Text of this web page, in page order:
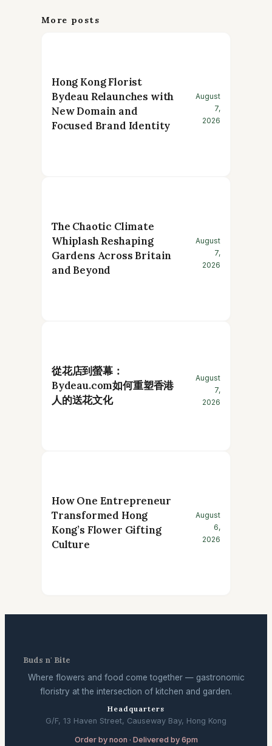
More posts
Hong Kong Florist
Bydeau Relaunches with
New Domain and
Focused Brand Identity
August
7,
2026
The Chaotic Climate
Whiplash Reshaping
Gardens Across Britain
and Beyond
August
7,
2026
從花店到螢幕：
Bydeau.com如何重塑香港
人的送花文化
August
7,
2026
How One Entrepreneur
Transformed Hong
Kong’s Flower Gifting
Culture
August
6,
2026
Buds n' Bite
Where flowers and food come together — gastronomic
floristry at the intersection of kitchen and garden.
Headquarters
G/F, 13 Haven Street, Causeway Bay, Hong Kong
Order by noon · Delivered by 6pm